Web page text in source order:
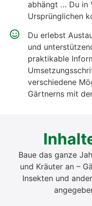
abhängt … Du in
Ursprüng­li­chen
Du erlebst
und
prak­ti­ka­ble
ver­schie­de­ne
Gärt­nerns mit
Baue das gan­ze
und Kräu­ter an –
Insek­ten und